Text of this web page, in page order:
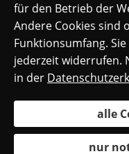
für den Betrieb der
Andere Cookies sind
Funktionsumfang.
jederzeit widerrufen.
in der
alle
nur